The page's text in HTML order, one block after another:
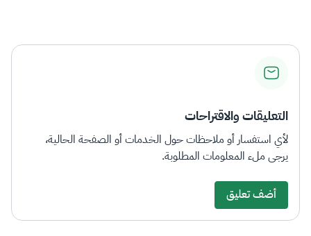
التعليقات والاقتراحات
لأي استفسار أو ملاحظات حول الخدمات أو الصفحة الحالية،
يرجى ملء المعلومات المطلوبة.
أضف تعليق